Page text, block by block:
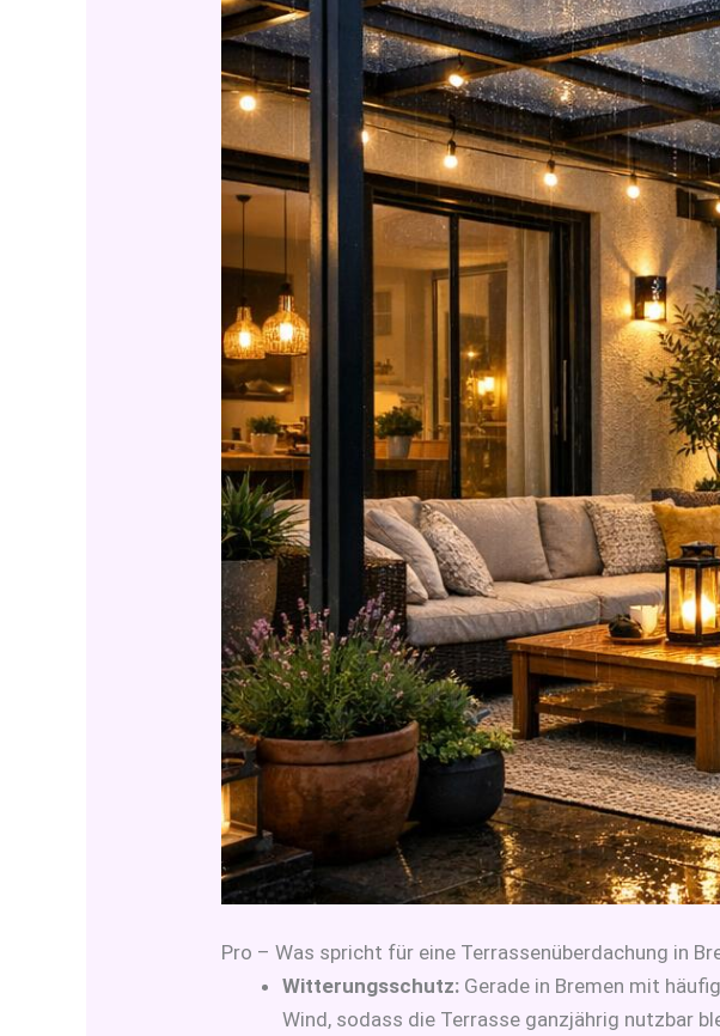
Pro – Was spricht für eine Terrassenüberdachung in
Witterungsschutz: Gerade in Bremen mit
Wind, sodass die Terrasse ganzjährig nutzbar